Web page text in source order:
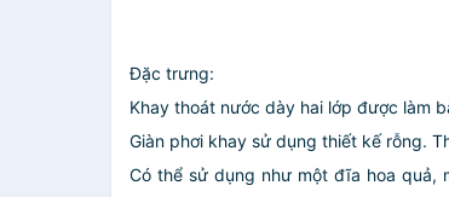
Đặc trưng:
Khay thoát nước dày hai lớp được làm
Giàn phơi khay sử dụng thiết kế rỗng.
Có thể sử dụng như một đĩa hoa quả,